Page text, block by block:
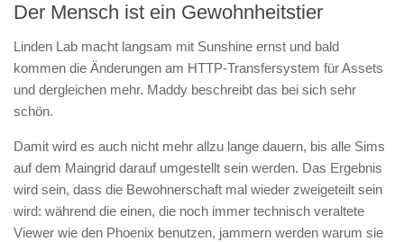
Der Mensch ist ein Gewohnheitstier
Linden Lab macht langsam mit Sunshine ernst und bald
kommen die Änderungen am HTTP-Transfersystem für Assets
und dergleichen mehr. Maddy beschreibt das bei sich sehr
schön.
Damit wird es auch nicht mehr allzu lange dauern, bis alle Sims
auf dem Maingrid darauf umgestellt sein werden. Das Ergebnis
wird sein, dass die Bewohnerschaft mal wieder zweigeteilt sein
wird: während die einen, die noch immer technisch veraltete
Viewer wie den Phoenix benutzen, jammern werden warum sie